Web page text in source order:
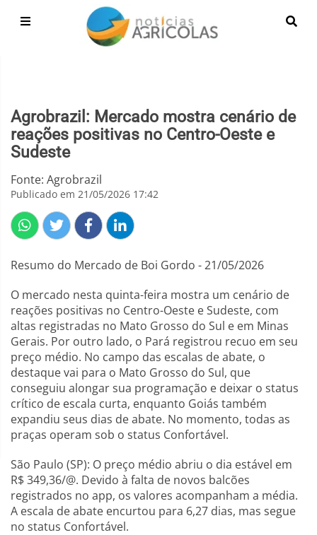
Agrobrazil: Mercado mostra cenário de
reações positivas no Centro-Oeste e
Sudeste
Fonte: Agrobrazil
Publicado em 21/05/2026 17:42
Resumo do Mercado de Boi Gordo - 21/05/2026
O mercado nesta quinta-feira mostra um cenário de
reações positivas no Centro-Oeste e Sudeste, com
altas registradas no Mato Grosso do Sul e em Minas
Gerais. Por outro lado, o Pará registrou recuo em seu
preço médio. No campo das escalas de abate, o
destaque vai para o Mato Grosso do Sul, que
conseguiu alongar sua programação e deixar o status
crítico de escala curta, enquanto Goiás também
expandiu seus dias de abate. No momento, todas as
praças operam sob o status Confortável.
São Paulo (SP): O preço médio abriu o dia estável em
R$ 349,36/@. Devido à falta de novos balcões
registrados no app, os valores acompanham a média.
A escala de abate encurtou para 6,27 dias, mas segue
no status Confortável.